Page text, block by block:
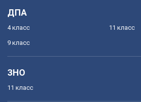
ДПА
4 класс
9 класс
11 класс
ЗНО
11 класс